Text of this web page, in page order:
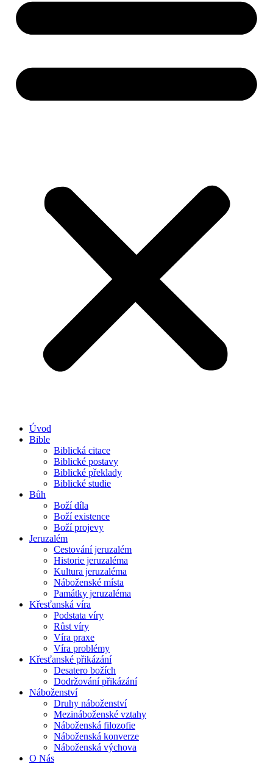
Úvod
Bible
Biblická citace
Biblické postavy
Biblické překlady
Biblické studie
Bůh
Boží díla
Boží existence
Boží projevy
Jeruzalém
Cestování jeruzalém
Historie jeruzaléma
Kultura jeruzaléma
Náboženské místa
Památky jeruzaléma
Křesťanská víra
Podstata víry
Růst víry
Víra praxe
Víra problémy
Křesťanské přikázání
Desatero božích
Dodržování přikázání
Náboženství
Druhy náboženství
Mezináboženské vztahy
Náboženská filozofie
Náboženská konverze
Náboženská výchova
O Nás